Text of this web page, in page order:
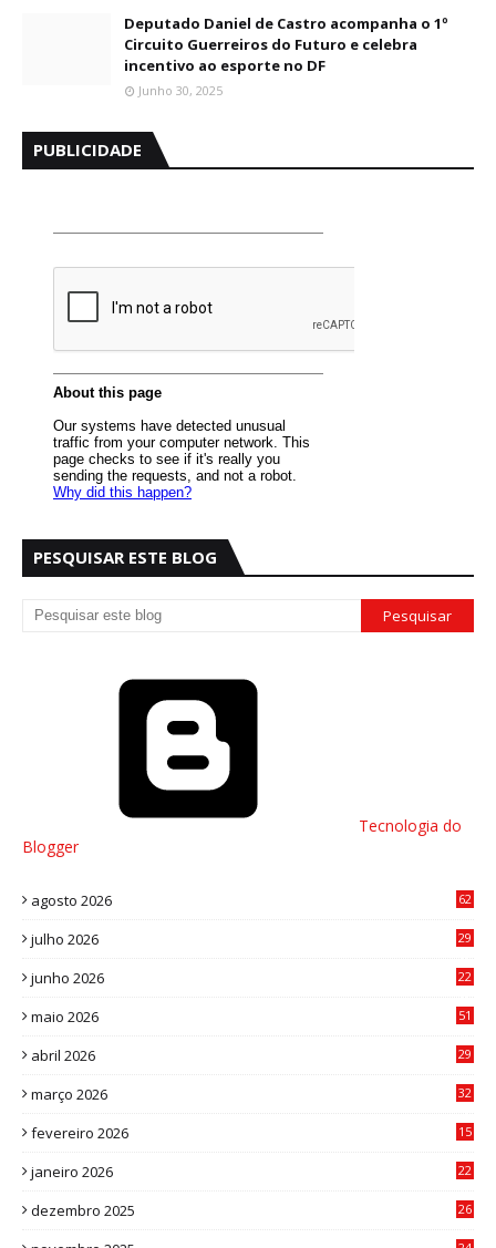
Deputado Daniel de Castro acompanha o 1º
Circuito Guerreiros do Futuro e celebra
incentivo ao esporte no DF
Junho 30, 2025
PUBLICIDADE
PESQUISAR ESTE BLOG
Tecnologia do
Blogger
agosto 2026 62
julho 2026
29
junho 2026
22
maio 2026
51
abril 2026
29
março 2026
32
fevereiro 2026
15
janeiro 2026
22
dezembro 2025
26